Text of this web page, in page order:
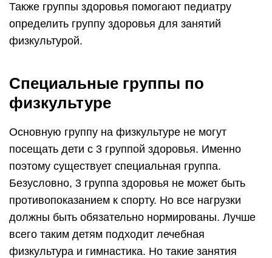
Также группы здоровья помогают педиатру
определить группу здоровья для занятий
физкультурой.
Специальные группы по
физкультуре
Основную группу на физкультуре не могут
посещать дети с 3 группой здоровья. Именно
поэтому существует специальная группа.
Безусловно, 3 группа здоровья не может быть
противопоказанием к спорту. Но все нагрузки
должны быть обязательно нормированы. Лучше
всего таким детям подходит лечебная
физкультура и гимнастика. Но такие занятия